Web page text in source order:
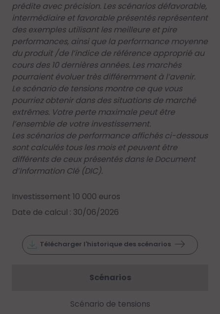
prédite avec précision. Les scénarios défavorable,
intermédiaire et favorable présentés représentent
des exemples utilisant les meilleure et pire
performances, ainsi que la performance moyenne
du produit /de l’indice de référence approprié au
cours des 10 dernières années. Les marchés
pourraient évoluer très différemment à l’avenir.
Le scénario de tensions montre ce que vous
pourriez obtenir dans des situations de marché
extrêmes. Votre perte maximale peut être
l’ensemble de votre investissement.
Les scénarios de performance affichés ci-dessous
sont calculés tous les mois et peuvent être
différents de ceux présentés dans le Document
d’Information Clé (DIC).
Investissement 10 000 euros
Date de calcul : 30/06/2026
Télécharger l'historique des scénarios
Scénarios
Scénario de tensions